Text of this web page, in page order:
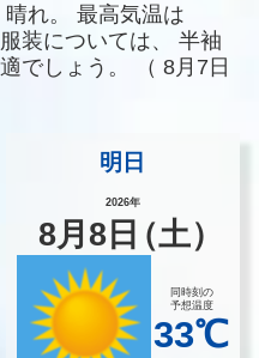
晴れ。
最高気温は
服装については、
半袖
でしょう。
（ 8月7日
明日
2026年
8月8 日（土）
同時刻の
予想温度
33℃